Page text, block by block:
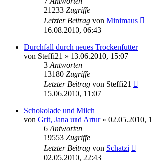
21233 Zugriffe
Letzter Beitrag von Minimaus
16.08.2010, 06:43
Durchfall durch neues Trockenfutter
von Steffi21 » 13.06.2010, 15:07
3 Antworten
13180 Zugriffe
Letzter Beitrag von Steffi21
15.06.2010, 11:07
Schokolade und Milch
von Grit, Jana und Artur» 02.05.2010,
6 Antworten
19553 Zugriffe
Letzter Beitrag von Schatzi
02.05.2010, 22:43